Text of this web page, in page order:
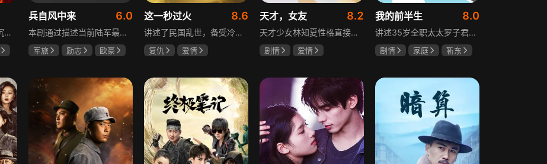
该剧讲述魔头将军强娶沉迷机关术的财迷假千金，两人从契约夫妻起步，在生死局中互扒马甲，爱意与杀意交织共生。过程中他们揭露朝堂阴谋，破解生死乱局，最终共同守护家国太平，融合了权谋、爱情、冒险等多重元素，情节跌宕起伏。
兵自风中来 6.0
本剧通过描述当前陆军最具新型作战特色的特战、空突、侦察、信息等代表性兵种的官兵练兵备战，在历次实战演习中磨砺意志技能、逐渐形成新质作战能力等故事，反映了某集团军党委坚决落实习主席新时代强军思想，着眼打造一流陆军，谋划转型，大力推进战斗力建设的历史担当，浓缩了陆军官兵改革面前备战打仗矢志强军的铁血追求、展现了新时代陆军官兵积极投身军队转型的全新风貌，是一部融合备战打仗、青春成长励志、英雄主义传承，同时将军人荣誉、使命、爱情熔为一炉的军事题材正能量大剧。
军旅 励志
欧豪
这一秒过火 8.6
讲述了民国乱世，备受冷眼的世家少爷慕容清峄与饱受苦难的复仇孤女任素素阴差阳错结缘相识，却因误会含恨而别。两人再重逢，却身份错位，陷入爱恨交织的极限拉扯中。二人历经世事波折与生离死别，最后携手直面乱世危局。
复仇
爱情
天才，女友 8.2
天才少女林知夏性格直接、不善交际，从小没有好友。考入省一中后，她因解题比拼与性格阳光的学霸江逾白相识并成为同桌。作为社交达人的江逾白帮林知夏融入集体交到汤婷婷、段启言、沈负暄、金百慧等朋友，林知夏为表达感谢帮他补习功课，两人渐渐从竞争走向互助，最终成为最好的朋友。俩人还一同解决同学被骗、一起参加社团活动与省数学竞赛，在这个过程中，江逾白对林知夏感情渐深，但只把爱意埋在心里。林知夏被保送复旦后，江逾白准备在毕业之旅对她告白，却因母亲卷入诈骗案而遗憾离开，俩人最终能否冲破阻碍走到一起
剧情
爱情
我的前半生 8.0
讲述35岁全职太太罗子君因丈夫突然离婚陷入人生谷底，带孩子闯入社会，从安逸走向落魄。贺涵作为事业有成的精英，平静生活被罗子君打破，需应对各类突发状况。生活逼迫罗子君重拾骨气，贺涵也收获温暖，二人历经波折，罗子君实现自我成长，贺涵也找到人生新方向，展现都市女性蜕变与情感纠葛。
剧情 家庭
靳东